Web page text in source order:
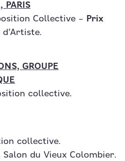
PARIS
Collective – Prix
GROUPE
collective.
collective.
Salon du Vieux Colombier.